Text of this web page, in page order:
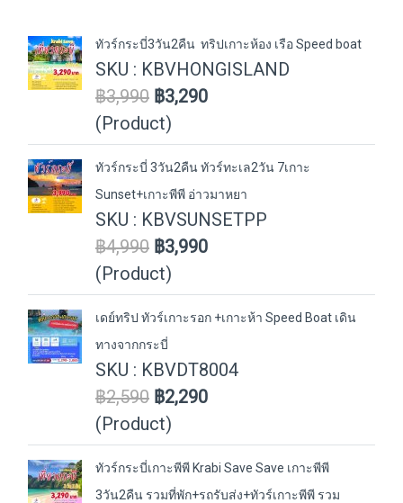
ทัวร์กระบี่3วัน2คืน ทริปเกาะห้อง เรือ Speed boat
SKU : KBVHONGISLAND
฿3,990 ฿3,290
(Product)
ทัวร์กระบี่ 3วัน2คืน ทัวร์ทะเล2วัน 7เกาะ
Sunset+เกาะพีพี อ่าวมาหยา
SKU : KBVSUNSETPP
฿4,990 ฿3,990
(Product)
เดย์ทริป ทัวร์เกาะรอก +เกาะห้า Speed Boat เดิน
ทางจากกระบี่
SKU : KBVDT8004
฿2,590 ฿2,290
(Product)
ทัวร์กระบี่เกาะพีพี Krabi Save Save เกาะพีพี
3วัน2คืน รวมที่พัก+รถรับส่ง+ทัวร์เกาะพีพี รวม